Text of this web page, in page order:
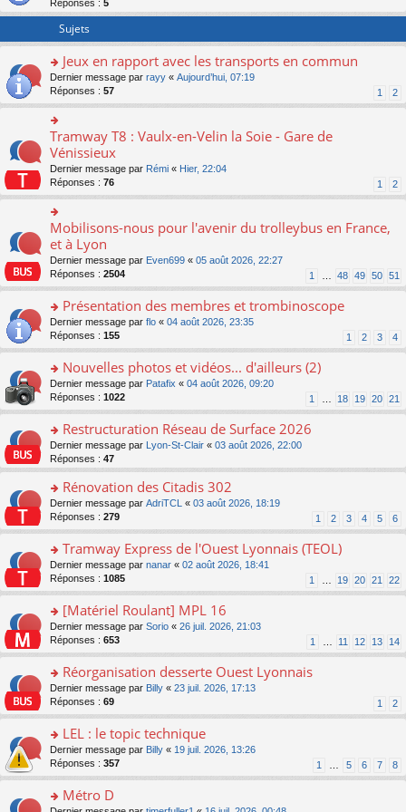
er
s
s
a
g
e
n
o
n
lu
le
pl
u
s
ré
c
e
Réponses : 5
Sujets
o
n
s
ult
er
le
m
e
s
s
a
g
e
o
n
lu
le
pl
u
s
ré
c
e
nt
Jeux en rapport avec les transports en commun
Dernier message par rayy « Aujourd’hui, 07:19
Réponses : 57 1 2
o
n
ult
er
le
m
e
s
s
a
g
n
o
n
lu
le
pl
u
c
e
nt
Tramway T8 : Vaulx-en-Velin la Soie - Gare de
Vénissieux
Dernier message par Rémi « Hier, 22:04
Réponses : 76 1 2
o
n
ult
er
le
m
e
s
s
a
g
e
n
o
n
lu
le
pl
u
s
ré
nt
Mobilisons-nous pour l'avenir du trolleybus en France,
et à Lyon
Dernier message par Even699 « 05 août 2026, 22:27
Réponses : 2504 1 48 49 50 51
o
n
s
ult
er
le
m
e
s
s
a
g
e
n
o
le
pl
u
s
ré
c
e
Présentation des membres et trombinoscope
Dernier message par flo « 04 août 2026, 23:35
Réponses : 155 1 2 3 4
o
n
s
ult
er
le
m
s
s
a
g
e
n
o
le
pl
u
s
ré
c
e
Nouvelles photos et vidéos... d'ailleurs (2)
Dernier message par Patafix « 04 août 2026, 09:20
Réponses : 1022 1 18 19 20 21
o
n
s
ult
er
le
s
s
a
g
e
n
o
le
pl
u
s
ré
c
e
Restructuration Réseau de Surface 2026
Dernier message par Lyon-St-Clair « 03 août 2026, 22:00
Réponses : 47
o
n
s
ult
er
le
m
e
s
s
a
g
n
o
n
lu
le
pl
u
s
c
Rénovation des Citadis 302
Dernier message par AdriTCL « 03 août 2026, 18:19
Réponses : 279 1 2 3 4 5 6
o
n
s
ult
er
le
m
e
s
s
a
g
n
o
n
lu
le
pl
Tramway Express de l'Ouest Lyonnais (TEOL)
Dernier message par nanar « 02 août 2026, 18:41
Réponses : 1085 1 19 20 21 22
o
n
s
ult
er
le
m
e
s
s
a
g
n
[Matériel Roulant] MPL 16
Dernier message par Sorio « 26 juil. 2026, 21:03
Réponses : 653 1 11 12 13 14
o
n
s
ult
er
le
m
e
s
Réorganisation desserte Ouest Lyonnais
Dernier message par Billy « 23 juil. 2026, 17:13
Réponses : 69 1 2
o
n
s
ult
er
LEL : le topic technique
Dernier message par Billy « 19 juil. 2026, 13:26
Réponses : 357 1 5 6 7 8
Métro D